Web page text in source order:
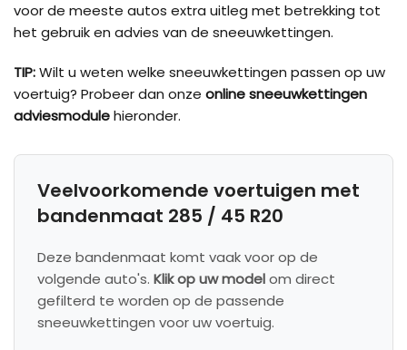
voor de meeste autos extra uitleg met betrekking tot
het gebruik en advies van de sneeuwkettingen.
TIP:Wilt u weten welke sneeuwkettingen passen op uw
voertuig? Probeer dan onze online sneeuwkettingen
adviesmodulehieronder.
Veelvoorkomende voertuigen met
bandenmaat 285 / 45 R20
Deze bandenmaat komt vaak voor op de
volgende auto's. Klik op uw modelom direct
gefilterd te worden op de passende
sneeuwkettingen voor uw voertuig.